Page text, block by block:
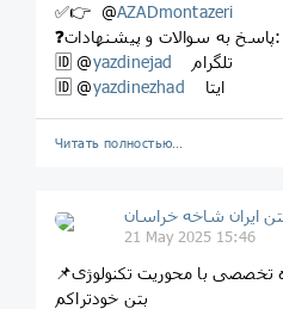
✅👉 @AZADmontazeri
❓پاسخ به سوالات و پیشنهادات:
🆔 @yazdinejad
تلگرام
🆔 @yazdinezhad ایتا
Читать полностью…
ایران شاخه خراسان
21 May 2025 15:46
📌سخنرانی کلیدی و کارگاه تخصصی با محوریت تکنولوژی
بتن خودتراکم